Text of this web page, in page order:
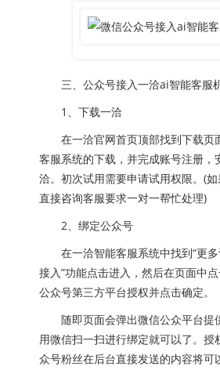
三、公众号接入一洽ai智能客服
1、下载一洽
在一洽官网首页顶部找到下载页
客服系统的下载，并完成账号注册，
洽。初次试用需要申请试用权限。(
直接咨询客服要求一对一帮忙处理)
2、绑定公众号
在一洽智能客服系统中找到“更多
接入”功能点击进入，然后在页面中
公众号第三方平台授权并点击确定。
随即页面会弹出微信公众平台提
用微信扫一扫进行绑定就可以了。授
众号粉丝在后台直接发送的内容将可